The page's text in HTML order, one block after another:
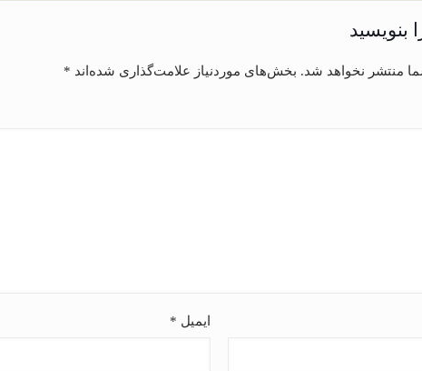
بنویسید
منتشر نخواهد شد. بخش‌های موردنیاز علامت‌گذاری شده‌اند *
ایمیل *